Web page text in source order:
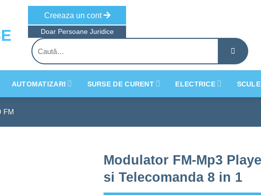
Creeaza un cont
Doar Persoane Juridice
Caută
după:
AUTOMATIZARI SURSE DE CURENT ELECTRICE
FM
Modulator FM-Mp3
si Telecomanda 8 in 1